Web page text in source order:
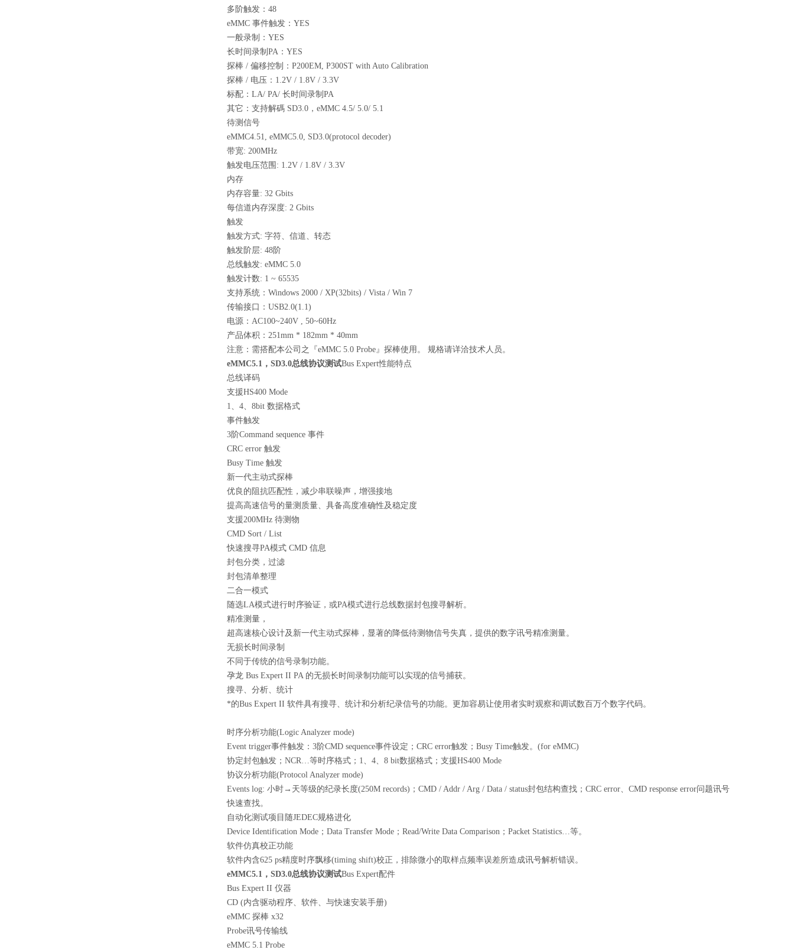
多阶触发：48
eMMC 事件触发：YES
一般录制：YES
长时间录制PA：YES
探棒 / 偏移控制：P200EM, P300ST with Auto Calibration
探棒 / 电压：1.2V / 1.8V / 3.3V
标配：LA/ PA/ 长时间录制PA
其它：支持解碼 SD3.0，eMMC 4.5/ 5.0/ 5.1
待测信号
eMMC4.51, eMMC5.0, SD3.0(protocol decoder)
带宽: 200MHz
触发电压范围: 1.2V / 1.8V / 3.3V
内存
内存容量: 32 Gbits
每信道内存深度: 2 Gbits
触发
触发方式: 字符、信道、转态
触发阶层: 48阶
总线触发: eMMC 5.0
触发计数: 1 ~ 65535
支持系统：Windows 2000 / XP(32bits) / Vista / Win 7
传输接口：USB2.0(1.1)
电源：AC100~240V , 50~60Hz
产品体积：251mm * 182mm * 40mm
注意：需搭配本公司之『eMMC 5.0 Probe』探棒使用。 规格请详洽技术人员。
eMMC5.1，SD3.0总线协议测试Bus Expert性能特点
总线译码
支援HS400 Mode
1、4、8bit 数据格式
事件触发
3阶Command sequence 事件
CRC error 触发
Busy Time 触发
新一代主动式探棒
优良的阻抗匹配性，减少串联噪声，增强接地
提高高速信号的量测质量、具备高度准确性及稳定度
支援200MHz 待测物
CMD Sort / List
快速搜寻PA模式 CMD 信息
封包分类，过滤
封包清单整理
二合一模式
随选LA模式进行时序验证，或PA模式进行总线数据封包搜寻解析。
精准测量，
超高速核心设计及新一代主动式探棒，显著的降低待测物信号失真，提供的数字讯号精准测量。
无损长时间录制
不同于传统的信号录制功能。
孕龙 Bus Expert II PA 的无损长时间录制功能可以实现的信号捕获。
搜寻、分析、统计
*的Bus Expert II 软件具有搜寻、统计和分析纪录信号的功能。更加容易让使用者实时观察和调试数百万个数字代码。
时序分析功能(Logic Analyzer mode)
Event trigger事件触发：3阶CMD sequence事件设定；CRC error触发；Busy Time触发。(for eMMC)
协定封包触发；NCR…等时序格式；1、4、8 bit数据格式；支援HS400 Mode
协议分析功能(Protocol Analyzer mode)
Events log: 小时→天等级的纪录长度(250M records)；CMD / Addr / Arg / Data / status封包结构查找；CRC error、CMD response error问题讯号
快速查找。
自动化测试项目随JEDEC规格进化
Device Identification Mode；Data Transfer Mode；Read/Write Data Comparison；Packet Statistics…等。
软件仿真校正功能
软件内含625 ps精度时序飘移(timing shift)校正，排除微小的取样点频率误差所造成讯号解析错误。
eMMC5.1，SD3.0总线协议测试Bus Expert配件
Bus Expert II 仪器
CD (内含驱动程序、软件、与快速安装手册)
eMMC 探棒 x32
Probe讯号传输线
eMMC 5.1 Probe